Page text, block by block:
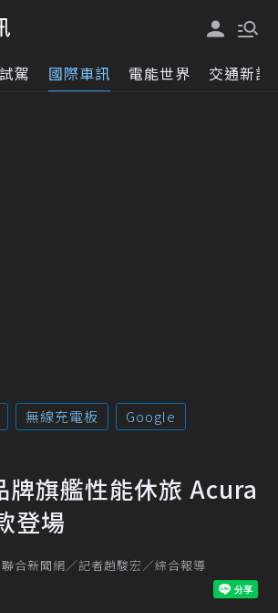
駕 國際車訊 電能世界 交通新訊
無線充電板
Google
牌旗艦性能休旅 Acura
登場
聯合新聞網／記者趙駿宏／綜合報導